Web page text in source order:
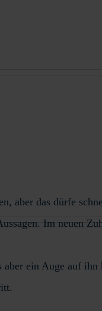
aber das dürfe
Im neuen
ein Auge auf ihn